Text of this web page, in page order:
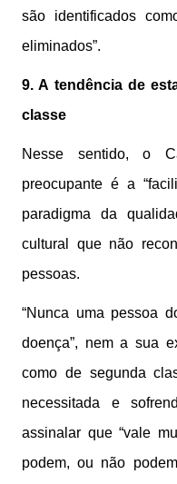
são identificados
eliminados”.
9. A tendência de
classe
Nesse sentido, o
preocupante é a
paradigma da
cultural que não
pessoas.
“Nunca uma pessoa
doença”, nem a sua
como de segunda
necessitada e
assinalar que “vale
podem, ou não